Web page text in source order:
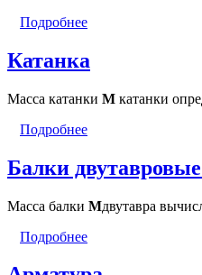
Подробнее
Катанка
Масса катанки М катанки
Подробнее
Балки
Масса балки Мдвутавра
Подробнее